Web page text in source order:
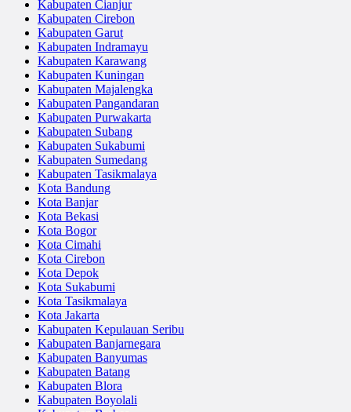
Kabupaten Cianjur
Kabupaten Cirebon
Kabupaten Garut
Kabupaten Indramayu
Kabupaten Karawang
Kabupaten Kuningan
Kabupaten Majalengka
Kabupaten Pangandaran
Kabupaten Purwakarta
Kabupaten Subang
Kabupaten Sukabumi
Kabupaten Sumedang
Kabupaten Tasikmalaya
Kota Bandung
Kota Banjar
Kota Bekasi
Kota Bogor
Kota Cimahi
Kota Cirebon
Kota Depok
Kota Sukabumi
Kota Tasikmalaya
Kota Jakarta
Kabupaten Kepulauan Seribu
Kabupaten Banjarnegara
Kabupaten Banyumas
Kabupaten Batang
Kabupaten Blora
Kabupaten Boyolali